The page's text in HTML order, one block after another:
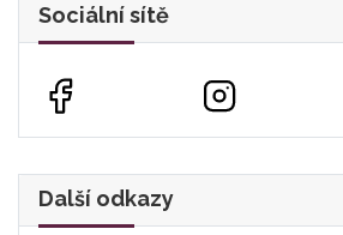
Sociální sítě
Další odkazy